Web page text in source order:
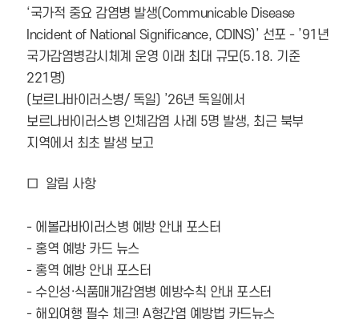
‘국가적 중요 감염병 발생(Communicable Disease
Incident of National Significance, CDINS)’ 선포 - ’91년
국가감염병감시체계 운영 이래 최대 규모(5.18. 기준
221명)
(보르나바이러스병/ 독일) ’26년 독일에서
보르나바이러스병 인체감염 사례 5명 발생, 최근 북부
지역에서 최초 발생 보고
□ 알림 사항
- 에볼라바이러스병 예방 안내 포스터
- 홍역 예방 카드 뉴스
- 홍역 예방 안내 포스터
- 수인성·식품매개감염병 예방수칙 안내 포스터
- 해외여행 필수 체크! A형간염 예방법 카드뉴스